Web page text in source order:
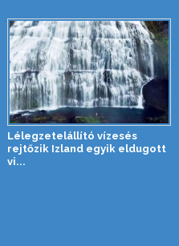
Lélegzetelállító vízesés
rejtőzik Izland egyik eldugott
vi...